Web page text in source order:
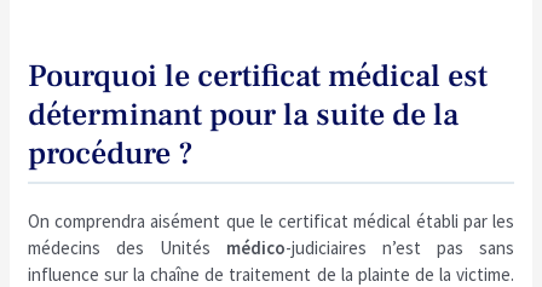
Pourquoi le certificat médical est
déterminant pour la suite de la
procédure ?
On comprendra aisément que le certificat médical établi par les
médecins des Unités médico-judiciaires n’est pas sans
influence sur la chaîne de traitement de la plainte de la victime.